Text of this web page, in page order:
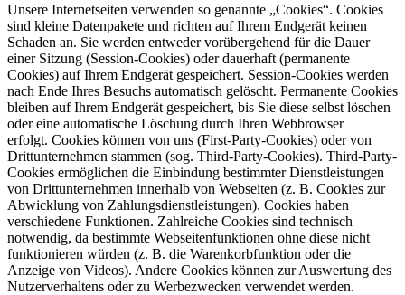
Unsere Internetseiten verwenden so genannte „Cookies“. Cookies
sind kleine Datenpakete und richten auf Ihrem Endgerät keinen
Schaden an. Sie werden entweder vorübergehend für die Dauer
einer Sitzung (Session-Cookies) oder dauerhaft (permanente
Cookies) auf Ihrem Endgerät gespeichert. Session-Cookies werden
nach Ende Ihres Besuchs automatisch gelöscht. Permanente Cookies
bleiben auf Ihrem Endgerät gespeichert, bis Sie diese selbst löschen
oder eine automatische Löschung durch Ihren Webbrowser
erfolgt. Cookies können von uns (First-Party-Cookies) oder von
Drittunternehmen stammen (sog. Third-Party-Cookies). Third-Party-
Cookies ermöglichen die Einbindung bestimmter Dienstleistungen
von Drittunternehmen innerhalb von Webseiten (z. B. Cookies zur
Abwicklung von Zahlungsdienstleistungen). Cookies haben
verschiedene Funktionen. Zahlreiche Cookies sind technisch
notwendig, da bestimmte Webseitenfunktionen ohne diese nicht
funktionieren würden (z. B. die Warenkorbfunktion oder die
Anzeige von Videos). Andere Cookies können zur Auswertung des
Nutzerverhaltens oder zu Werbezwecken verwendet werden.